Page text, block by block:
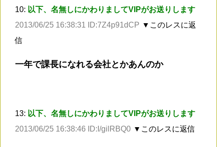
10: 以下、名無しにかわりましてVIPがお送りします
2013/06/25 16:38:31 ID:7Z4p91dCP ▼このレスに返
信
一年で課長になれる会社とかあんのか
13: 以下、名無しにかわりましてVIPがお送りします
2013/06/25 16:38:46 ID:I/gilRBQ0 ▼このレスに返信